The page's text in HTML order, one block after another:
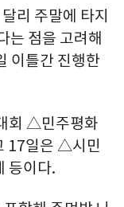
리 주말에 타지
는 점을 고려해
이틀간 진행한
회 △민주평화
17일은 △시민
등이다.